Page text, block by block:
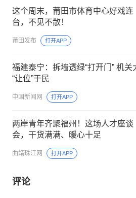
这个周末，莆田市体育中心好戏连
台，不见不散！
莆田发布 打开APP
福建泰宁：拆墙透绿“打开门” 机关大院
“让位”于民
中国新闻网 打开APP
两岸青年齐聚福州！这场人才座谈
会，干货满满、暖心十足
曲靖珠江网 打开APP
评论